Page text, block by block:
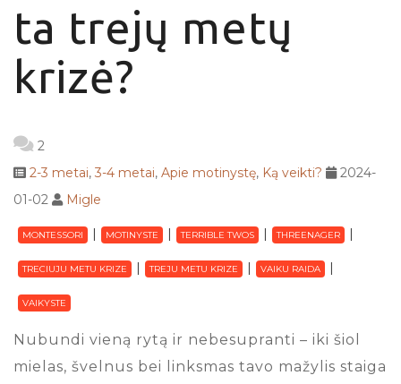
ta trejų metų
krizė?
2
2-3 metai, 3-4 metai, Apie motinystę, Ką veikti?
2024-
01-02
Migle
MONTESSORI MOTINYSTE TERRIBLE TWOS THREENAGER
TRECIUJU METU KRIZE TREJU METU KRIZE VAIKU RAIDA
VAIKYSTE
Nubundi vieną rytą ir nebesupranti – iki šiol
mielas, švelnus bei linksmas tavo mažylis staiga